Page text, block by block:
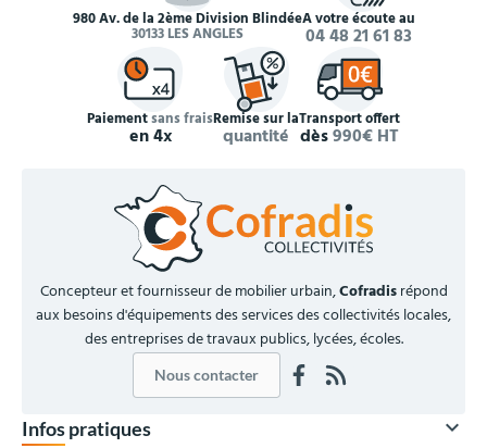
980 Av. de la 2ème Division Blindée
30133 LES ANGLES
À votre écoute au
04 48 21 61 83
Paiementsans frais
en 4x
Remise sur la
quantité
Transport offert
dès990€ HT
Concepteur et fournisseur de mobilier urbain,Cofradisrépond
aux besoins d'équipements des services des collectivités locales,
des entreprises de travaux publics, lycées, écoles.
Nous contacter
Infos pratiques 